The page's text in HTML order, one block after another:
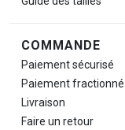
COMMANDE
Paiement sécurisé
Paiement fractionné
Livraison
Faire un retour